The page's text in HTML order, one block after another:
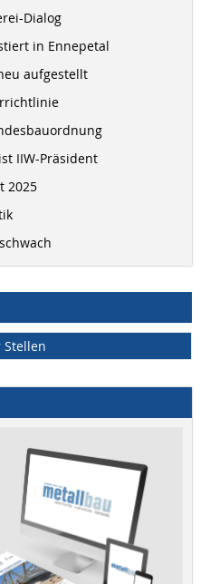
Dialog
in Ennepetal
aufgestellt
IIW-Präsident
2025
Stellen